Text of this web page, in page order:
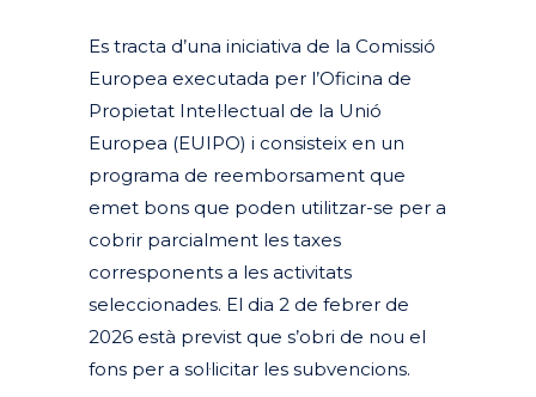
Es tracta d’una iniciativa de la Comissió
Europea executada per l’Oficina de
Propietat Intel·lectual de la Unió
Europea (EUIPO) i consisteix en un
programa de reemborsament que
emet bons que poden utilitzar-se per a
cobrir parcialment les taxes
corresponents a les activitats
seleccionades. El dia 2 de febrer de
2026 està previst que s’obri de nou el
fons per a sol·licitar les subvencions.